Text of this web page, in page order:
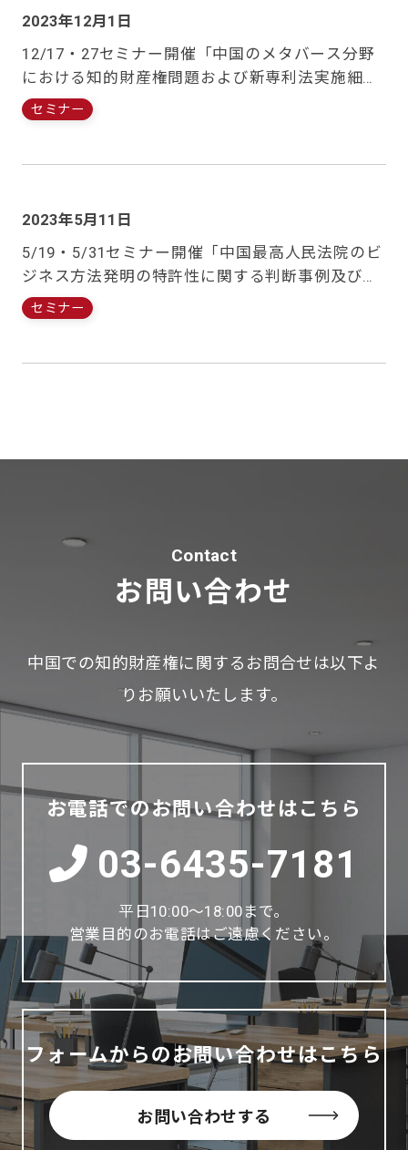
2023年12月1日
12/17・27セミナー開催「中国のメタバース分野
における知的財産権問題および新専利法実施細則
の解説」
セミナー
2023年5月11日
5/19・5/31セミナー開催「中国最高人民法院のビ
ジネス方法発明の特許性に関する判断事例及び中
国最新知財ニュース」
セミナー
Contact
お問い合わせ
中国での知的財産権に関するお問合せは以下よ
りお願いいたします。
お電話でのお問い合わせはこちら
03-6435-7181
平日10:00～18:00まで。
営業目的のお電話はご遠慮ください。
フォームからのお問い合わせはこちら
お問い合わせする